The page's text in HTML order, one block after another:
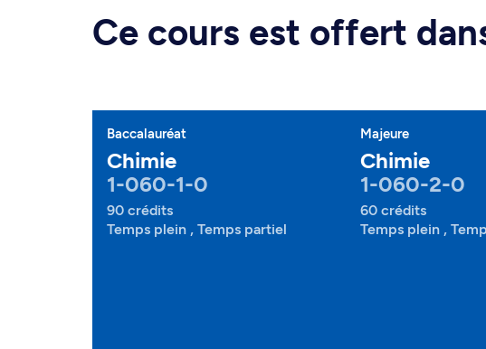
Ce cours est offert
Baccalauréat
Chimie
1-060-1-0
90 crédits
Temps plein , Temps partiel
Majeure
Chimie
1-060-2-0
60 crédits
Temps plein ,